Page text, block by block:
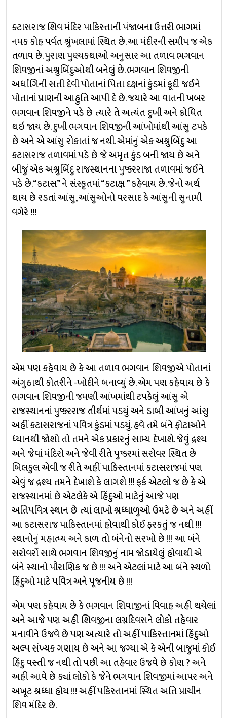
ક્ટાસરાજ શિવ મંદિર પાકિસ્તાની પંજાબના ઉત્તરી ભાગમાં
નમક કોહ પર્વત શ્રુંખલામાં સ્થિત છે. આ મંદીરની સમીપ જ એક
તળાવ છે. પુરાણ પુણ્યકથાઓ અનુસાર આ તળાવ ભગવાન
શિવજીનાં અશ્રુબિંદુઓથી બનેલું છે. ભગવાન શિવજીની
અર્ધાંગિની સતી દેવી પોતાનાં પિતા દક્ષનાં કુંડમાં કૂદી જઈને
પોતાનાં પ્રાણની આહુતિ આપી દે છે. જયારે આ વાતની ખબર
ભગવાન શિવજીને પડે છે ત્યારે તે અત્યંત દુખી અને ક્રોધિત
થઇ જાય છે. દુખી ભગવાન શિવજીની આંખોમાંથી આંસુ ટપકે
છે અને એ આંસુ રોકાતાં જ નથી. એમાંનું એક અશ્રુબિંદુ આ
કટાસરાજ તળાવમાં પડે છે જે અમૃત કુંડ બની જાય છે અને
બીજું એક અશ્રુબિંદુ રાજસ્થાનના પુષ્કરરાજા તળાવમાં જઈને
પડે છે. “કટાસ” ને સંસ્કૃતમાં “કટાક્ષ ” કહેવાય છે. જેનો અર્થ
થાય છે રડતાં આંસુ, આંસુઓનો વરસાદ કે આંસુની સુનામી
વગેરે !!!
એમ પણ કહેવાય છે કે આ તળાવ ભગવાન શિવજીએ પોતાનાં
અંગુઠાથી કોતરીને -ખોદીને બનાવ્યું છે. એમ પણ કહેવાય છે કે
ભગવાન શિવજીની જમણી આંખમાંથી ટપકેલું આંસુ એ
રાજસ્થાનનાં પુષ્કરરાજ તીર્થમાં પડયું અને ડાબી આંખનું આંસુ
અહીં કટાસરાજનાં પવિત્ર કુંડમાં પડયું. હવે તમે બંને ફોટાઓને
ધ્યાનથી જોશો તો તમને એક પ્રકારનું સામ્ય દેખાશે. જેવું દ્રશ્ય
અને જેવાં મંદિરો અને જેવી રીતે પુષ્કરમાં સરોવર સ્થિત છે
બિલકુલ એવી જ રીતે અહીં પાકિસ્તાનમાં કટાસરાજમાં પણ
એવું જ દ્રશ્ય તમને દેખાશે કે લાગશે !!! ફર્ક એટલો જ છે કે એ
રાજસ્થાનમાં છે એટલેકે એ હિંદુઓ માટેનું આજે પણ
અતિપવિત્ર સ્થાન છે ત્યાં લાખો શ્રધ્ધાળુઓ ઉમટે છે અને અહીં
આ કટાસરાજ પાકિસ્તાનમાં હોવાથી કોઈ ફરકતું જ નથી !!!
સ્થાનોનું મહાત્મ્ય અને કાળ તો બંનેનો સરખો છે !!! આ બંને
સરોવર્રો સાથે ભગવાન શિવજીનું નામ જોડાયેલું હોવાથી એ
બંને સ્થાનો પૌરાણિક જ છે !!! અને એટલાં માટે આ બંને સ્થળો
હિંદુઓ માટે પવિત્ર અને પૂજનીય છે !!!
એમ પણ કહેવાય છે કે ભગવાન શિવાજીનાં વિવાહ અહી થયેલાં
અને આજે પણ અહી શિવજીના લગ્નદિવસને લોકો તહેવાર
મનાવીને ઉજવે છે પણ અત્યારે તો અહીં પાકિસ્તાનમાં હિંદુઓ
અલ્પ સંખ્યક ગણાય છે અને આ જગ્યા એ કે એની બાજુમાં કોઈ
હિંદુ વસ્તી જ નથી તો પછી આ તહેવાર ઉજવે છે કોણ ? અને
અહી આવે છે ક્યાં લોકો કે જેને ભગવાન શિવજીમાં આપર અને
અખૂટ શ્રધ્ધા હોય !!! અહીં પકિસ્તાનમાં સ્થિત અતિ પ્રાચીન
શિવ મંદિર છે.